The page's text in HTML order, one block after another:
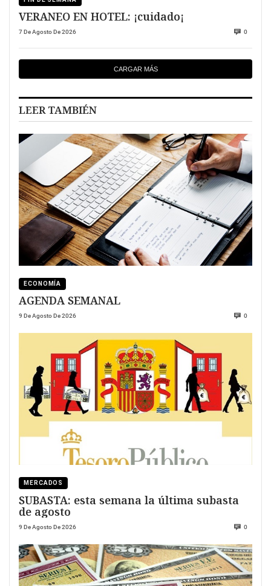
VERANEO EN HOTEL: ¡cuidado¡
7 De Agosto De 2026 0
CARGAR MÁS
LEER TAMBIÉN
ECONOMÍA
AGENDA SEMANAL
9 De Agosto De 2026 0
MERCADOS
SUBASTA: esta semana la última subasta
de agosto
9 De Agosto De 2026 0